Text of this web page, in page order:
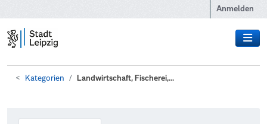
Anmelden
Kategorien Landwirtschaft, Fischerei,...